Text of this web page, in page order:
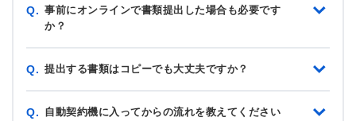
Q. 事前にオンラインで書類提出した場合も必要です
か？
Q. 提出する書類はコピーでも大丈夫ですか？
Q. 自動契約機に入ってからの流れを教えてください